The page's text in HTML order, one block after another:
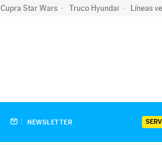
Cupra Star Wars Truco Hyundai Líneas
NEWSLETTER